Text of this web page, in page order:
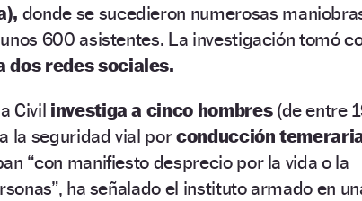
donde se sucedieron numerosas
600 asistentes. La investigación tomó
dos redes sociales.
Civil investiga a cinco hombres (de entre
la seguridad vial porconducción
“con manifiesto desprecio por la vida o la
ha señalado el instituto armado en